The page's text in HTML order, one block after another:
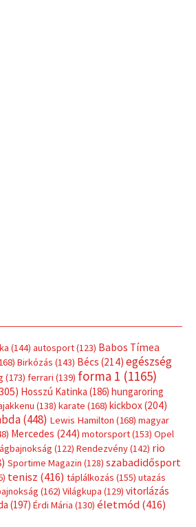
(144) autosport(123) Babos Tímea
Birkózás (143) Bécs (214) egészség
(173) ferrari (139) forma 1 (1165)
Hosszú Katinka (186) hungaroring
(138) karate (168) kickbox(204)
(448) Lewis Hamilton (168) magyar
Mercedes (244) motorsport(153) Opel
(122) Rendezvény(142) rio
Sportime Magazin (128) szabadidősport
tenisz (416) táplálkozás (155) utazás
(162) Világkupa (129) vitorlázás
(197) Érdi Mária (130) életmód(416)